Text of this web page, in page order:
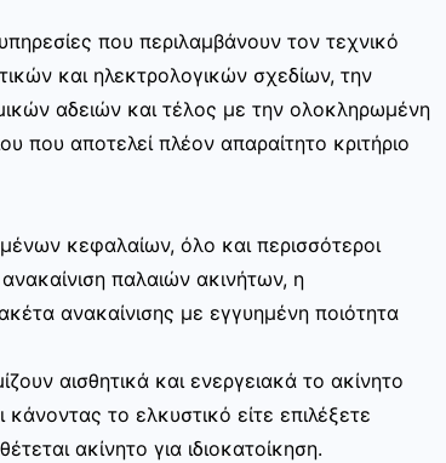
που περιλαμβάνουν τον τεχνικό
και ηλεκτρολογικών σχεδίων, την
αδειών και τέλος με την ολοκληρωμένη
που αποτελεί πλέον απαραίτητο κριτήριο
κεφαλαίων, όλο και περισσότεροι
παλαιών ακινήτων, η
ανακαίνισης με εγγυημένη ποιότητα
αισθητικά και ενεργειακά το ακίνητο
το ελκυστικό είτε επιλέξετε
ακίνητο για ιδιοκατοίκηση.